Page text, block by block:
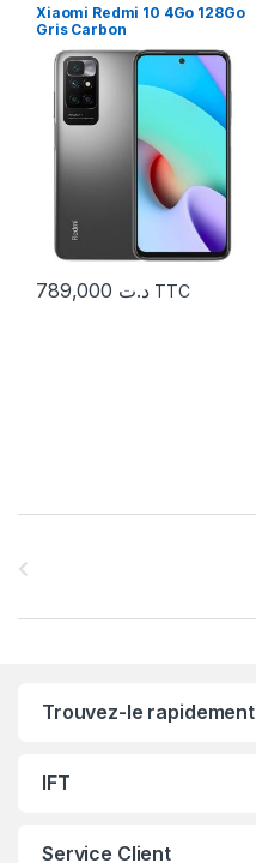
Xiaomi Redmi 10 4Go 128Go
Gris Carbon
د.ت TTC
Trouvez-le rapidement
IFT
Service Client